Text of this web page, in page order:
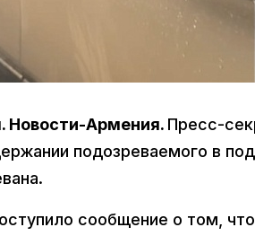
Новости-Армения. Пресс-
подозреваемого в
сообщение о том,